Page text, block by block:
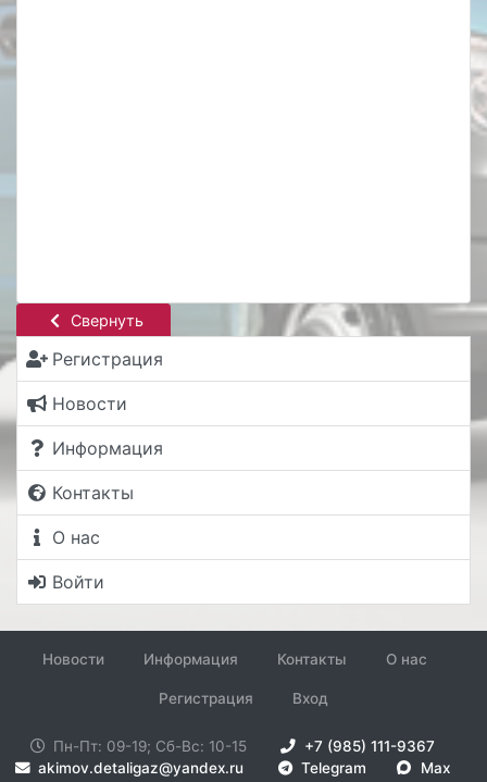
Свернуть
Регистрация
Новости
Информация
Контакты
О нас
Войти
Новости Информация Контакты О нас
Регистрация Вход
Пн-Пт: 09-19; Сб-Вс: 10-15
+7 (985) 111-9367
akimov.detaligaz@yandex.ru
Telegram Max